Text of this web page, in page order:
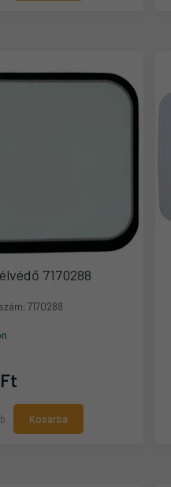
7170288
7170288
Kosárba